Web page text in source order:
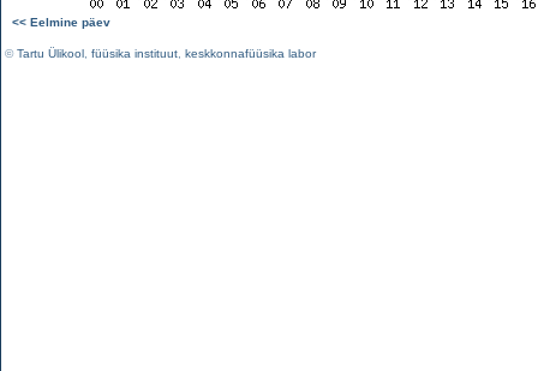
<< Eelmine päev
©Tartu Ülikool füüsika instituut keskkonnafüüsika labor